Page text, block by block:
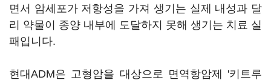
면서 암세포가 저항성을 가져 생기는 실제 내성과 달
리 약물이 종양 내부에 도달하지 못해 생기는 치료 실
패입니다.
현대ADM은 고형암을 대상으로 면역항암제 '키트루